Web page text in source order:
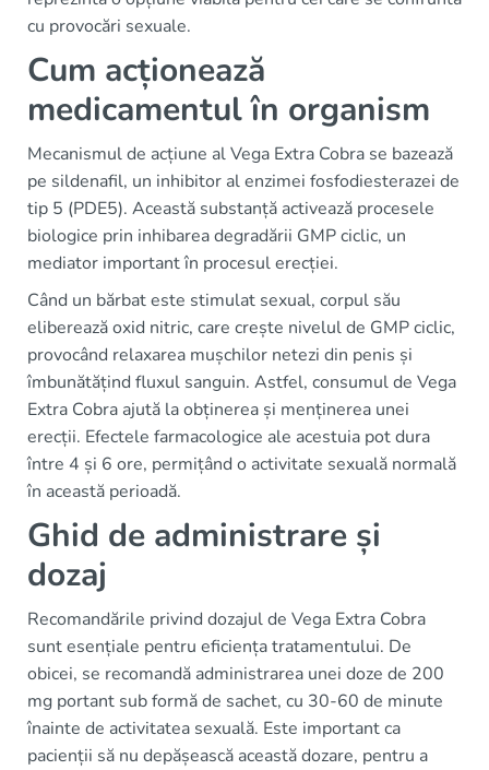
cu provocări sexuale.
Cum acționează
medicamentul în organism
Mecanismul de acțiune al Vega Extra Cobra se bazează
pe sildenafil, un inhibitor al enzimei fosfodiesterazei de
tip 5 (PDE5). Această substanță activează procesele
biologice prin inhibarea degradării GMP ciclic, un
mediator important în procesul erecției.
Când un bărbat este stimulat sexual, corpul său
eliberează oxid nitric, care crește nivelul de GMP ciclic,
provocând relaxarea mușchilor netezi din penis și
îmbunătățind fluxul sanguin. Astfel, consumul de Vega
Extra Cobra ajută la obținerea și menținerea unei
erecții. Efectele farmacologice ale acestuia pot dura
între 4 și 6 ore, permițând o activitate sexuală normală
în această perioadă.
Ghid de administrare și
dozaj
Recomandările privind dozajul de Vega Extra Cobra
sunt esențiale pentru eficiența tratamentului. De
obicei, se recomandă administrarea unei doze de 200
mg portant sub formă de sachet, cu 30-60 de minute
înainte de activitatea sexuală. Este important ca
pacienții să nu depășească această dozare, pentru a